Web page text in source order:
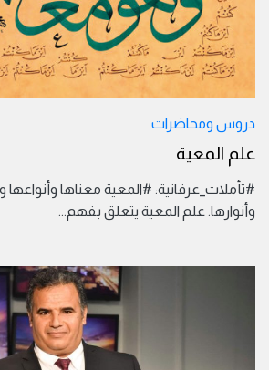
دروس ومحاضرات
علم المعية
#تأملات_عرفانية: #المعية معناها
وأنوارها. علم المعية يتعلق بفهم...